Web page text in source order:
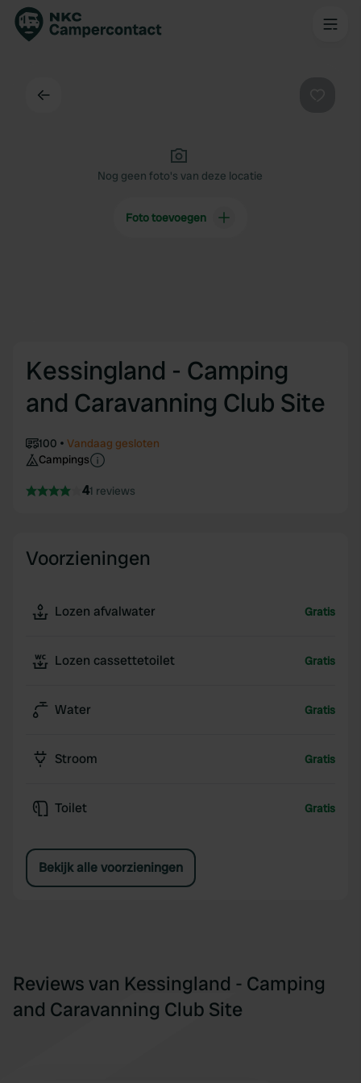
Nog geen foto's van deze locatie
Foto toevoegen
Kessingland - Camping
and Caravanning Club Site
100
Vandaag gesloten
Campings
41 reviews
Voorzieningen
Lozen afvalwater Gratis
Lozen cassettetoilet Gratis
Water Gratis
Stroom Gratis
Toilet Gratis
Bekijk alle voorzieningen
Reviews van Kessingland - Camping
and Caravanning Club Site